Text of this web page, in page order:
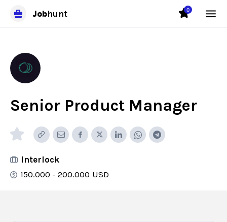
Jobhunt 0
Senior Product Manager
Interlock
150.000 - 200.000 USD